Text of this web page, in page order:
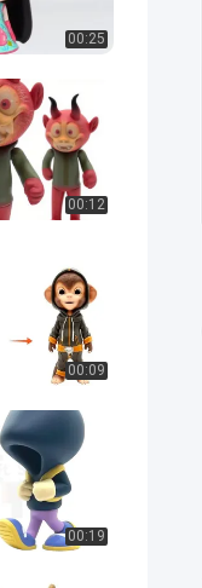
00:25
00:12
00:09
00:19